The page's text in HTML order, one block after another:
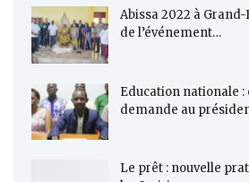
Abissa 2022 à
de l’événement…
Education nationale :
demande au
Le prêt : nouvelle